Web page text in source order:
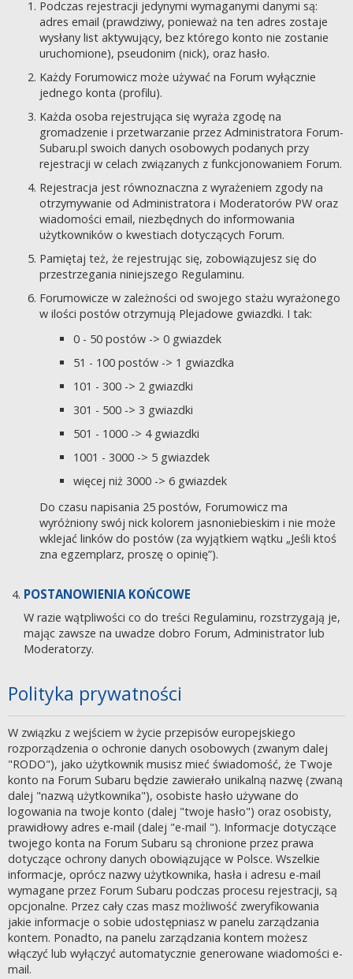
Podczas rejestracji jedynymi wymaganymi danymi są:
adres email (prawdziwy, ponieważ na ten adres zostaje
wysłany list aktywujący, bez którego konto nie zostanie
uruchomione), pseudonim (nick), oraz hasło.
Każdy Forumowicz może używać na Forum wyłącznie
jednego konta (profilu).
Każda osoba rejestrująca się wyraża zgodę na
gromadzenie i przetwarzanie przez Administratora Forum-
Subaru.pl swoich danych osobowych podanych przy
rejestracji w celach związanych z funkcjonowaniem Forum.
Rejestracja jest równoznaczna z wyrażeniem zgody na
otrzymywanie od Administratora i Moderatorów PW oraz
wiadomości email, niezbędnych do informowania
użytkowników o kwestiach dotyczących Forum.
Pamiętaj też, że rejestrując się, zobowiązujesz się do
przestrzegania niniejszego Regulaminu.
Forumowicze w zależności od swojego stażu wyrażonego
w ilości postów otrzymują Plejadowe gwiazdki. I tak:
0 - 50 postów -> 0 gwiazdek
51 - 100 postów -> 1 gwiazdka
101 - 300 -> 2 gwiazdki
301 - 500 -> 3 gwiazdki
501 - 1000 -> 4 gwiazdki
1001 - 3000 -> 5 gwiazdek
więcej niż 3000 -> 6 gwiazdek
Do czasu napisania 25 postów, Forumowicz ma
wyróżniony swój nick kolorem jasnoniebieskim i nie może
wklejać linków do postów (za wyjątkiem wątku „Jeśli ktoś
zna egzemplarz, proszę o opinię”).
POSTANOWIENIA KOŃCOWE
W razie wątpliwości co do treści Regulaminu, rozstrzygają je,
mając zawsze na uwadze dobro Forum, Administrator lub
Moderatorzy.
Polityka prywatności
W związku z wejściem w życie przepisów europejskiego
rozporządzenia o ochronie danych osobowych (zwanym dalej
"RODO"), jako użytkownik musisz mieć świadomość, że Twoje
konto na Forum Subaru będzie zawierało unikalną nazwę (zwaną
dalej "nazwą użytkownika"), osobiste hasło używane do
logowania na twoje konto (dalej "twoje hasło") oraz osobisty,
prawidłowy adres e-mail (dalej "e-mail "). Informacje dotyczące
twojego konta na Forum Subaru są chronione przez prawa
dotyczące ochrony danych obowiązujące w Polsce. Wszelkie
informacje, oprócz nazwy użytkownika, hasła i adresu e-mail
wymagane przez Forum Subaru podczas procesu rejestracji, są
opcjonalne. Przez cały czas masz możliwość zweryfikowania
jakie informacje o sobie udostępniasz w panelu zarządzania
kontem. Ponadto, na panelu zarządzania kontem możesz
włączyć lub wyłączyć automatycznie generowane wiadomości e-
mail.